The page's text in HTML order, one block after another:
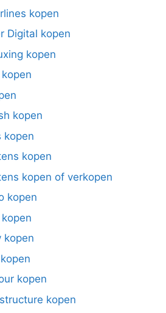
kopen
Digital kopen
kopen
kopen
kopen
kopen
kopen of verkopen
kopen
kopen
kopen
kopen